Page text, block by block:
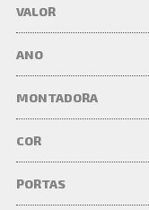
VALOR
ANO
MONTADORA
COR
PORTAS